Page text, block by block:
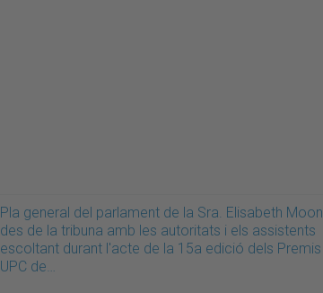
Pla general del parlament de la Sra. Elisabeth Moon
des de la tribuna amb les autoritats i els assistents
escoltant durant l'acte de la 15a edició dels Premis
UPC de…